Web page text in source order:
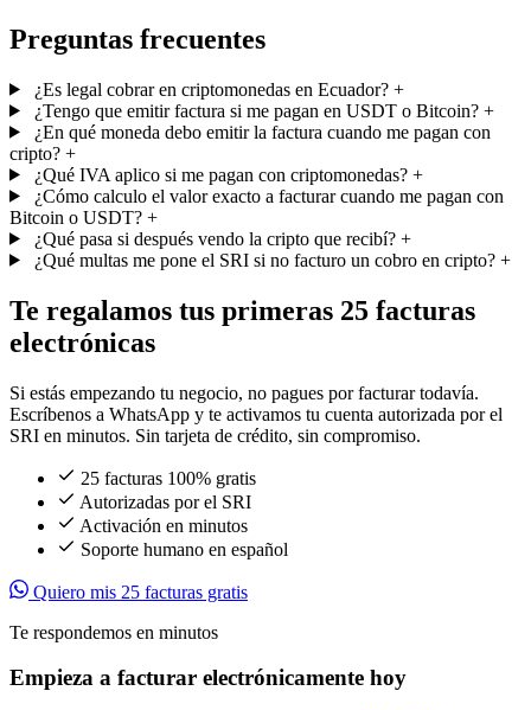
Preguntas frecuentes
¿Es legal cobrar en criptomonedas en Ecuador? +
¿Tengo que emitir factura si me pagan en USDT o Bitcoin? +
¿En qué moneda debo emitir la factura cuando me pagan con
cripto? +
¿Qué IVA aplico si me pagan con criptomonedas? +
¿Cómo calculo el valor exacto a facturar cuando me pagan con
Bitcoin o USDT? +
¿Qué pasa si después vendo la cripto que recibí? +
¿Qué multas me pone el SRI si no facturo un cobro en cripto? +
Te regalamos tus primeras 25 facturas
electrónicas
Si estás empezando tu negocio, no pagues por facturar todavía.
Escríbenos a WhatsApp y te activamos tu cuenta autorizada por el
SRI en minutos. Sin tarjeta de crédito, sin compromiso.
25 facturas 100% gratis
Autorizadas por el SRI
Activación en minutos
Soporte humano en español
Quiero mis 25 facturas gratis
Te respondemos en minutos
Empieza a facturar electrónicamente hoy